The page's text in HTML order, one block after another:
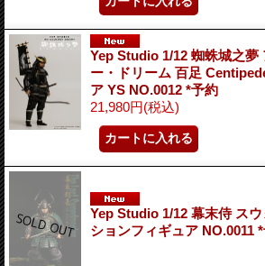
Yep Studio 1/12 蜘蛛城之夢
ー・ドリーム 百足
ア YS NO.0012 *予約
21,980円(税込)
Yep Studio 1/12 幕末侍 ス
ションフィギュア NO.0011